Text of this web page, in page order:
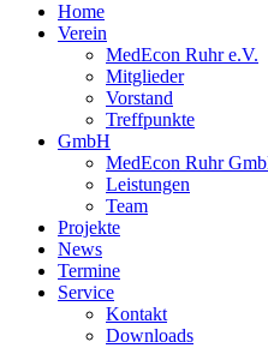
Home
Verein
MedEcon Ruhr e.V.
Mitglieder
Vorstand
Treffpunkte
GmbH
MedEcon Ruhr
Leistungen
Team
Projekte
News
Termine
Service
Kontakt
Downloads